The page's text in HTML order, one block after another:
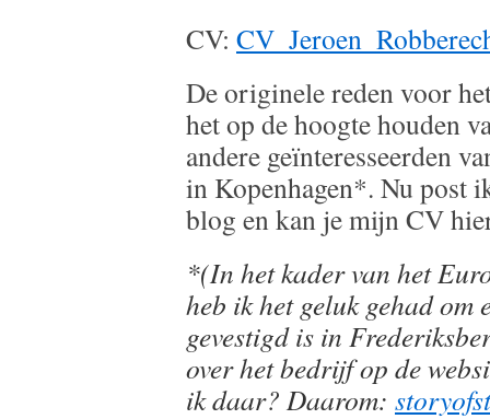
CV:
De originele reden voor
het op de hoogte houden
andere geïnteresseerden
in Kopenhagen*. Nu post
blog en kan je mijn CV
*(In het kader van het
heb ik het geluk gehad
gevestigd is in
over het bedrijf op de
ik daar? Daarom: